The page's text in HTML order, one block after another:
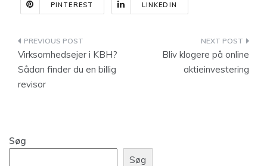
PINTEREST LINKEDIN
Indlægsnavigation
Virksomhedsejer i KBH?
Sådan finder du en billig
revisor
Bliv klogere på online
aktieinvestering
Søg
Søg